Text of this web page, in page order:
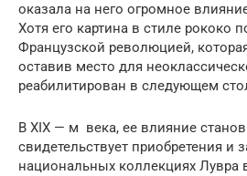
оказала на него огромное
Хотя его картина в стиле рококо
Французской революцией,
оставив место для
реабилитирован в следующем
В XIX — м века, ее влияние
свидетельствует приобретения и
национальных коллекциях